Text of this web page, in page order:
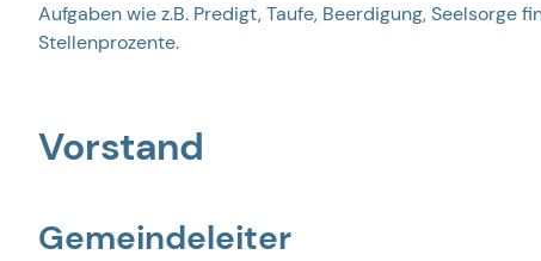
Aufgaben wie z.B. Predigt, Taufe, Beerdigung,
Stellenprozente.
Vorstand
Gemeindeleiter